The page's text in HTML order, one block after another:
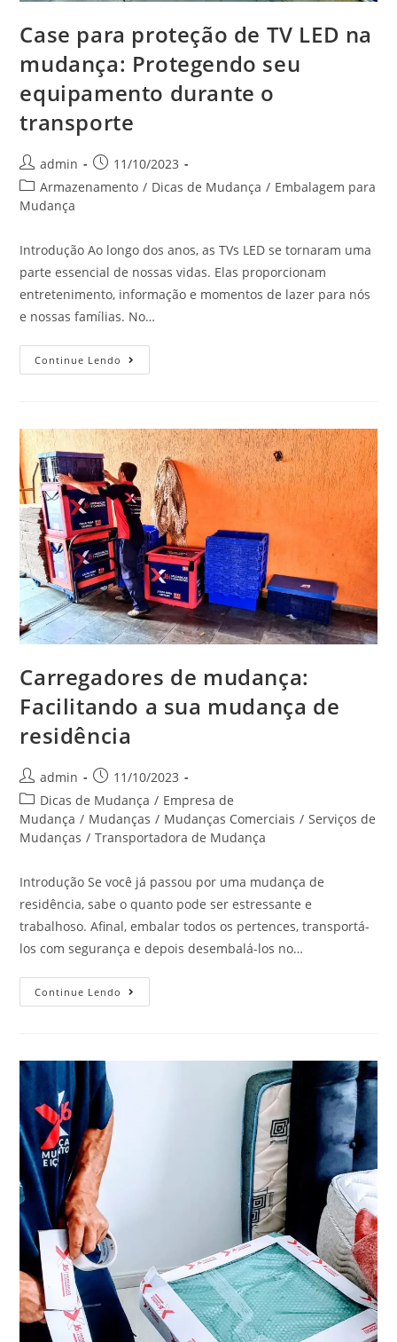
Case para proteção de TV LED na
mudança: Protegendo seu
equipamento durante o
transporte
admin
11/10/2023
Armazenamento / Dicas de Mudança / Embalagem para
Mudança
Introdução Ao longo dos anos, as TVs LED se tornaram uma
parte essencial de nossas vidas. Elas proporcionam
entretenimento, informação e momentos de lazer para nós
e nossas famílias. No…
Continue Lendo
Carregadores de mudança:
Facilitando a sua mudança de
residência
admin
11/10/2023
Dicas de Mudança / Empresa de
Mudança / Mudanças / Mudanças Comerciais / Serviços de
Mudanças / Transportadora de Mudança
Introdução Se você já passou por uma mudança de
residência, sabe o quanto pode ser estressante e
trabalhoso. Afinal, embalar todos os pertences, transportá-
los com segurança e depois desembalá-los no…
Continue Lendo